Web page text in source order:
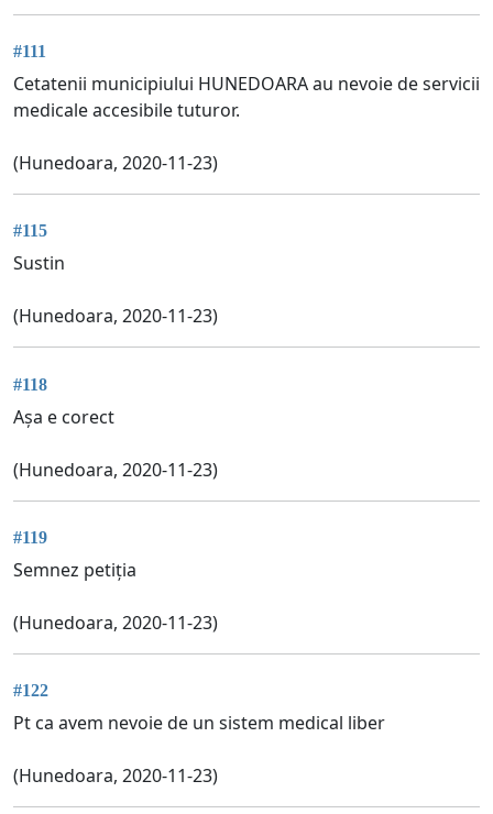
#111
Cetatenii municipiului HUNEDOARA au nevoie de servicii
medicale accesibile tuturor.
(Hunedoara, 2020-11-23)
#115
Sustin
(Hunedoara, 2020-11-23)
#118
Așa e corect
(Hunedoara, 2020-11-23)
#119
Semnez petiția
(Hunedoara, 2020-11-23)
#122
Pt ca avem nevoie de un sistem medical liber
(Hunedoara, 2020-11-23)